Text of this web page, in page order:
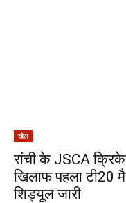
खेल
रांची के JSCA
खिलाफ पहला टी20
शिड्यूल जारी